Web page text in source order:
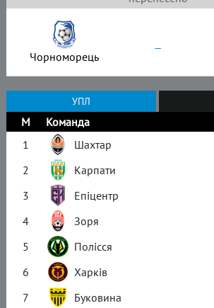
Чорноморець –
УПЛ
М Команда
1
Шахтар
2
Карпати
3
Епіцентр
4
Зоря
5
Полісся
6
Харків
7
Буковина